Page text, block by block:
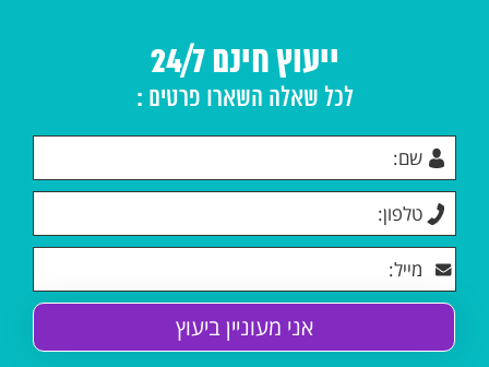
ייעוץ חינם 24/7
לכל שאלה השארו פרטים :